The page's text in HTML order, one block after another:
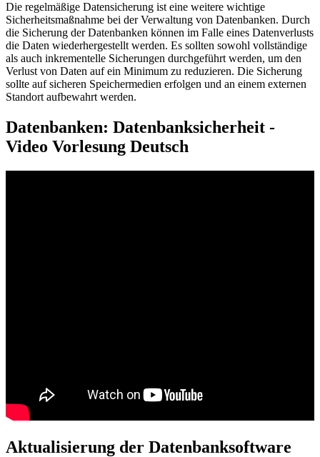
Die regelmäßige Datensicherung ist eine weitere wichtige
Sicherheitsmaßnahme bei der Verwaltung von Datenbanken. Durch
die Sicherung der Datenbanken können im Falle eines Datenverlusts
die Daten wiederhergestellt werden. Es sollten sowohl vollständige
als auch inkrementelle Sicherungen durchgeführt werden, um den
Verlust von Daten auf ein Minimum zu reduzieren. Die Sicherung
sollte auf sicheren Speichermedien erfolgen und an einem externen
Standort aufbewahrt werden.
Datenbanken: Datenbanksicherheit -
Video Vorlesung Deutsch
Aktualisierung der Datenbanksoftware